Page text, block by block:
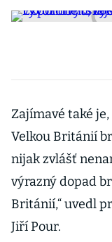
Zajímavé také
Velkou Británií
nijak zvlášť
výrazný dopad
Británií,“ uvedl
Jiří Pour.